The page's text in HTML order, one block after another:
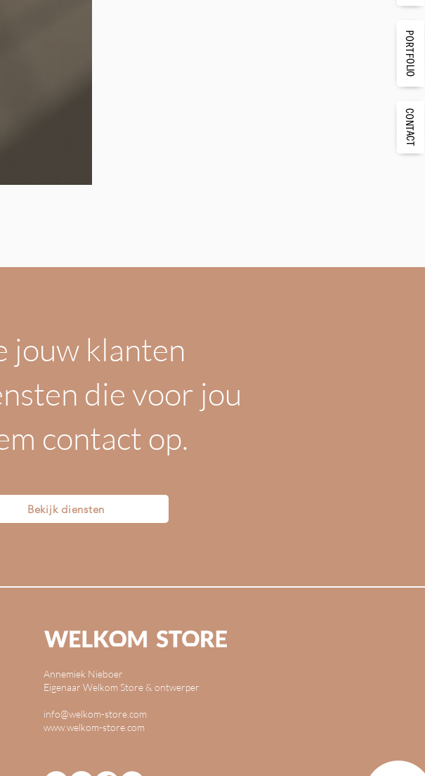
PORTFOLIO
CONTACT
jouw klanten
die voor jou
contact op.
Bekijk diensten
Annemiek Nieboer
Eigenaar Welkom Store & ontwerper
info@welkom-store.com
www.welkom-store.com